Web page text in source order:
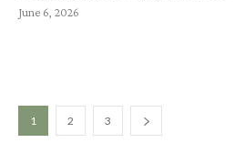
June 6, 2026
1 2 3